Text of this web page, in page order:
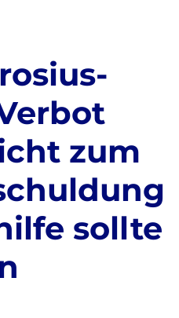
zum
sollte